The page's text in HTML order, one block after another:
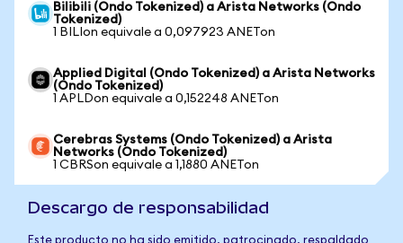
Bilibili (Ondo Tokenized) a Arista Networks (Ondo
Tokenized)
1 BILIon equivale a 0,097923 ANETon
Applied Digital (Ondo Tokenized) a Arista Networks
(Ondo Tokenized)
1 APLDon equivale a 0,152248 ANETon
Cerebras Systems (Ondo Tokenized) a Arista
Networks (Ondo Tokenized)
1 CBRSon equivale a 1,1880 ANETon
Descargo de responsabilidad